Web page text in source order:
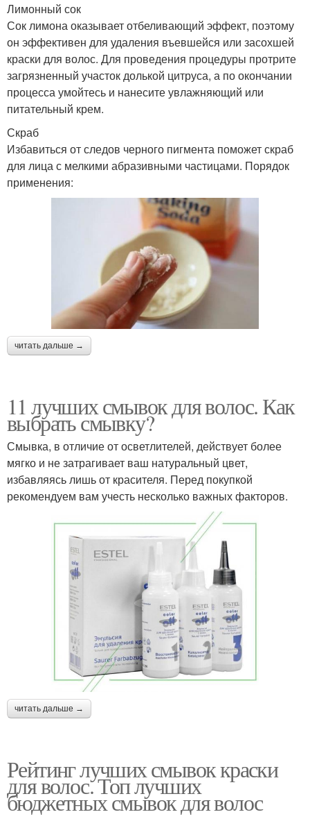
Лимонный сок
Сок лимона оказывает отбеливающий эффект, поэтому
он эффективен для удаления въевшейся или засохшей
краски для волос. Для проведения процедуры протрите
загрязненный участок долькой цитруса, а по окончании
процесса умойтесь и нанесите увлажняющий или
питательный крем.
Скраб
Избавиться от следов черного пигмента поможет скраб
для лица с мелкими абразивными частицами. Порядок
применения:
читать дальше →
11 лучших смывок для волос. Как
выбрать смывку?
Смывка, в отличие от осветлителей, действует более
мягко и не затрагивает ваш натуральный цвет,
избавляясь лишь от красителя. Перед покупкой
рекомендуем вам учесть несколько важных факторов.
читать дальше →
Рейтинг лучших смывок краски
для волос. Топ лучших
бюджетных смывок для волос